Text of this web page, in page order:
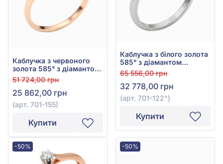
Каблучка з червоного
золота 585° з діамантом
0,05ct, арт. 701-155
51 724,00 грн
25 862,00 грн
(арт. 701-155)
Купити
Каблучка з білого золота
585° з діамантом
0,075ct, арт. 701-122
65 556,00 грн
32 778,00 грн
(арт. 701-122^)
Купити
-50% -50%